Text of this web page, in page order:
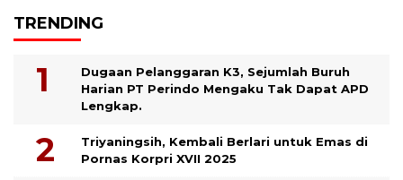
TRENDING
Dugaan Pelanggaran K3, Sejumlah Buruh
Harian PT Perindo Mengaku Tak Dapat APD
Lengkap.
Triyaningsih, Kembali Berlari untuk Emas di
Pornas Korpri XVII 2025